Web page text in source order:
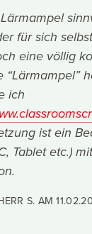
für sich
eine völlig
“Lärmampel”
ich
ist ein
Tablet etc.)
S. AM